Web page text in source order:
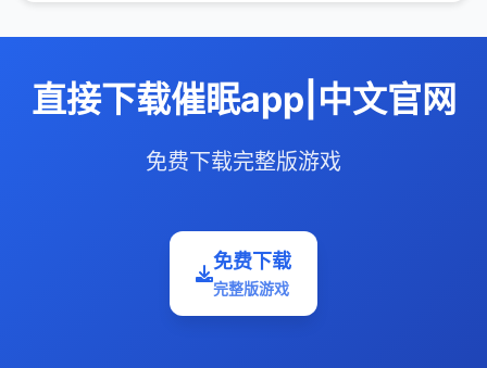
直接下载催眠app|中文官网
免费下载完整版游戏
免费下载
完整版游戏